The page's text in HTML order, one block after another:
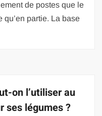
de postes que le
qu’en partie. La base
on l’utiliser au
ses légumes ?